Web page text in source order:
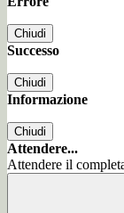
Chiudi
Successo
Chiudi
Informazione
Chiudi
Attendere...
Attendere il